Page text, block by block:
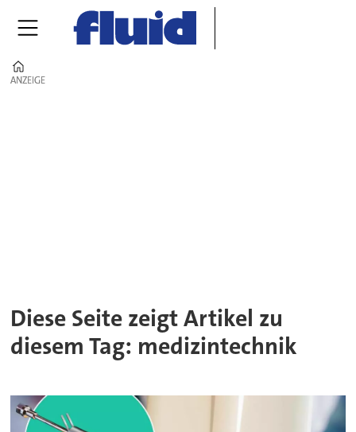
ANZEIGE
ANZEIGE
Diese Seite zeigt Artikel zu
diesem Tag: medizintechnik